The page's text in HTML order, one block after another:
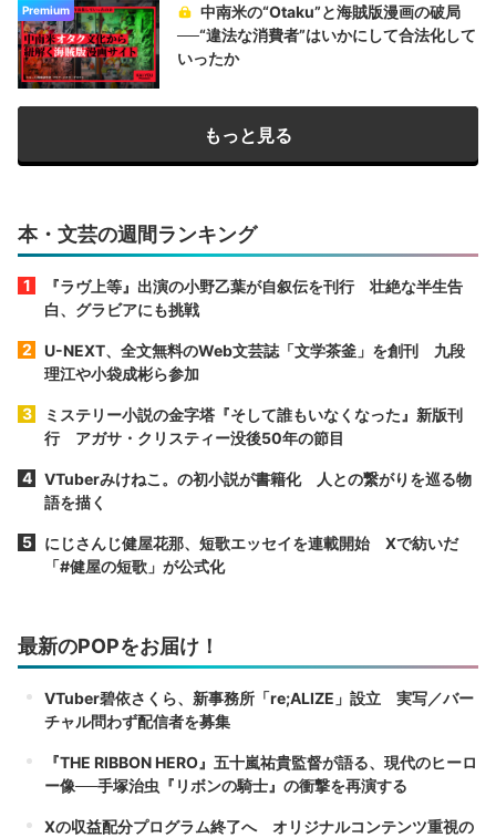
Premium
中南米の“Otaku”と海賊版漫画の破局
──“違法な消費者”はいかにして合法化して
いったか
もっと見る
本・文芸の週間ランキング
『ラヴ上等』出演の小野乙葉が自叙伝を刊行 壮絶な半生告
白、グラビアにも挑戦
U-NEXT、全文無料のWeb文芸誌「文学茶釜」を創刊 九段
理江や小袋成彬ら参加
ミステリー小説の金字塔『そして誰もいなくなった』新版刊
行 アガサ・クリスティー没後50年の節目
VTuberみけねこ。の初小説が書籍化 人との繋がりを巡る物
語を描く
にじさんじ健屋花那、短歌エッセイを連載開始 Xで紡いだ
「#健屋の短歌」が公式化
最新のPOPをお届け！
VTuber碧依さくら、新事務所「re;ALIZE」設立 実写／バー
チャル問わず配信者を募集
『THE RIBBON HERO』五十嵐祐貴監督が語る、現代のヒーロ
ー像──手塚治虫『リボンの騎士』の衝撃を再演する
Xの収益配分プログラム終了へ オリジナルコンテンツ重視の